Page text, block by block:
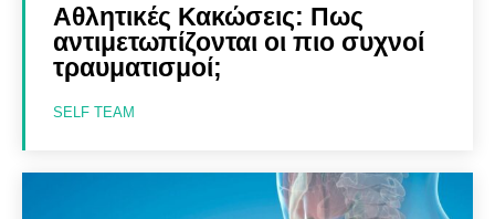
Αθλητικές Κακώσεις: Πως
αντιμετωπίζονται οι πιο συχνοί
τραυματισμοί;
SELF TEAM